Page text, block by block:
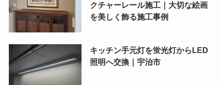
クチャーレール施工｜大切な絵画
を美しく飾る施工事例
キッチン手元灯を蛍光灯からLED
照明へ交換｜宇治市